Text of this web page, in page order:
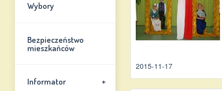
Wybory
Bezpieczeństwo
mieszkańców
+
Informator
2015-11-17